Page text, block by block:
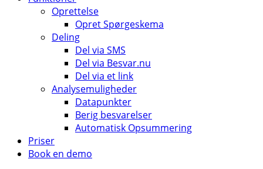
Oprettelse
Opret Spørgeskema
Deling
Del via SMS
Del via Besvar.nu
Del via et link
Analysemuligheder
Datapunkter
Berig besvarelser
Automatisk Opsummering
Priser
Book en demo